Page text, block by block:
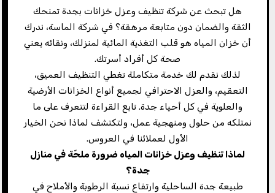
هل تبحث عن شركة تنظيف وعزل خزانات بجدة تمنحك
الثقة والضمان دون متابعة مرهقة؟ في شركة الماسة، ندرك
أن خزان المياه هو قلب التغذية المائية لمنزلك، ونقائه يعني
صحة كل أفراد أسرتك.
لذلك نقدم لك خدمة متكاملة تغطي التنظيف العميق،
التعقيم، والعزل الاحترافي لجميع أنواع الخزانات الأرضية
والعلوية في كل أحياء جدة. تابع القراءة لتتعرف على ما
نمتلكه من حلول ومنهجية عمل، ولتكتشف لماذا نحن الخيار
الأول لعملائنا في العروس.
لماذا تنظيف وعزل خزانات المياه ضرورة ملحّة في منازل
جدة؟
طبيعة جدة الساحلية وارتفاع نسبة الرطوبة والأملاح في